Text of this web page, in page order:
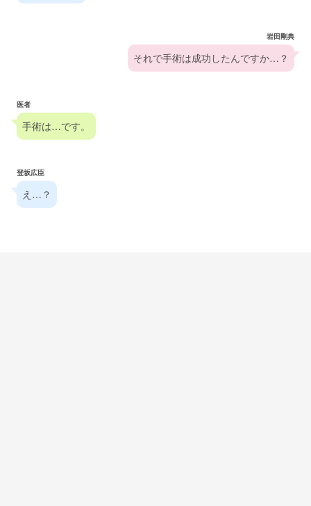
岩田剛典
それで手術は成功したんですか…？
医者
手術は…です。
登坂広臣
え…？